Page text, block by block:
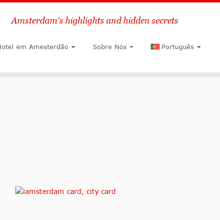
Pesquisar
Amsterdam's highlights and hidden secrets
em Amesterdão Sobre Nós Português